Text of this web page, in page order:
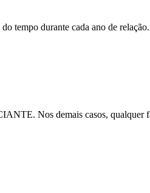
tempo durante cada ano de
Nos demais casos, qualquer